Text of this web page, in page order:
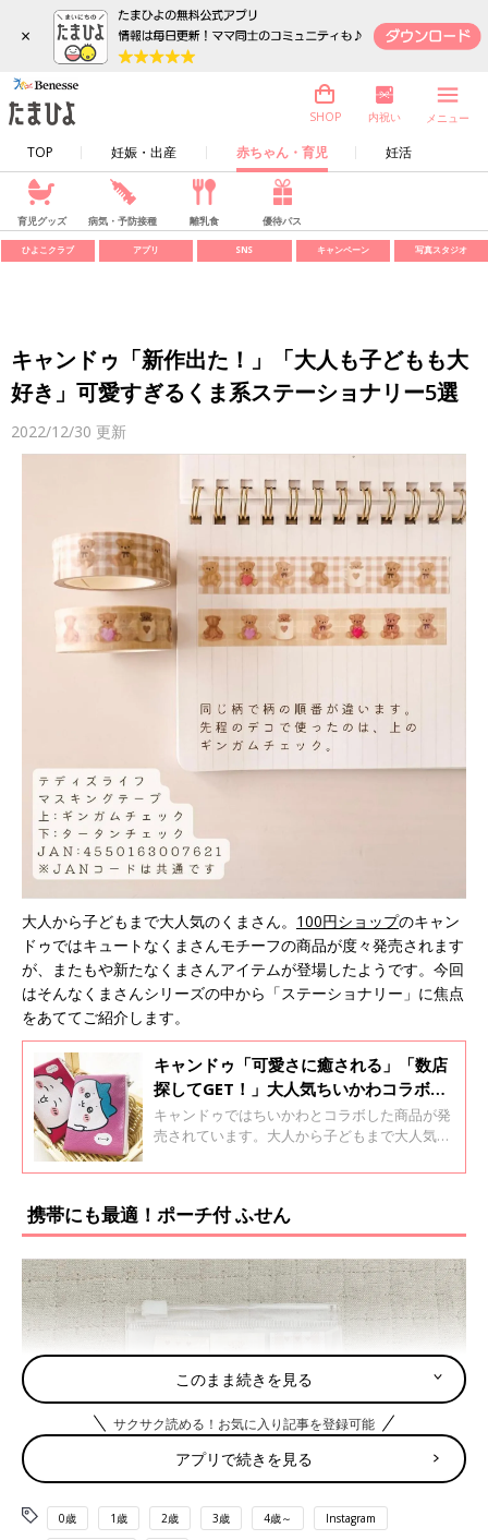
×
TOP 妊娠・出産 赤ちゃん・育児 妊活
SHOP 内祝い メニュー
育児グッズ 病気・予防接種 離乳食 優待パス
ひよこクラブ アプリ SNS キャンペーン 写真スタジオ
キャンドゥ「新作出た！」「大人も子どもも大
好き」可愛すぎるくま系ステーショナリー5選
2022/12/30 更新
大人から子どもまで大人気のくまさん。 100円ショップのキャン
ドゥではキュートなくまさんモチーフの商品が度々発売されます
が、またもや新たなくまさんアイテムが登場したようです。今回
はそんなくまさんシリーズの中から「ステーショナリー」に焦点
をあててご紹介します。
キャンドゥ「可愛さに癒される」「数店
探してGET！」大人気ちいかわコラボグ
ッズ
キャンドゥではちいかわとコラボした商品が発
売されています。大人から子どもまで大人気の
のはうれしいですよね♪ そこで今回はキャンド
す。
携帯にも最適！ポーチ付 ふせん
このまま続きを見る
サクサク読める！お気に入り記事を登録可能
アプリで続きを見る
0歳 1歳 2歳 3歳 4歳～ Instagram